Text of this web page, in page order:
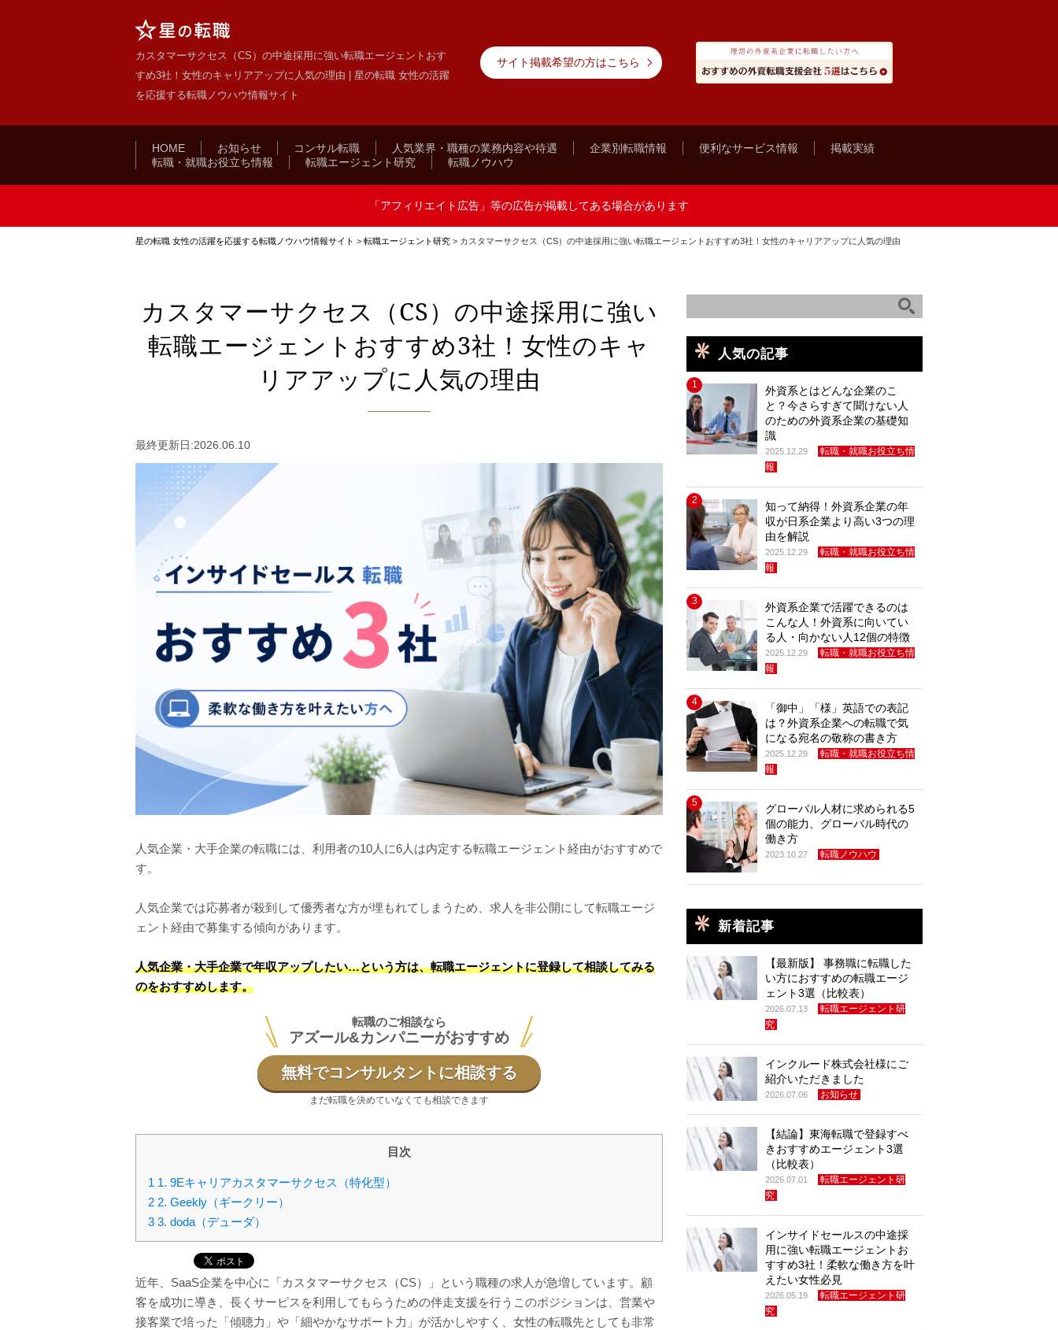
カスタマーサクセス（CS）の中途採用に強い転職エージェントおす
すめ3社！女性のキャリアアップに人気の理由 | 星の転職 女性の活躍
を応援する転職ノウハウ情報サイト
サイト掲載希望の方はこちら
HOME お知らせ コンサル転職 人気業界・職種の業務内容や待遇 企業別転職情報 便利なサービス情報
掲載実績
転職・就職お役立ち情報
転職エージェント研究 転職ノウハウ
「アフィリエイト広告」等の広告が掲載してある場合があります
星の転職 女性の活躍を応援する転職ノウハウ情報サイト > 転職エージェント研究 > カスタマーサクセス（CS）の中途採用に強い転職エージェントおすすめ3社！女性のキャリアアップに人気の理由
カスタマーサクセス（CS）の中途採用に強い
転職エージェントおすすめ3社！女性のキャ
リアアップに人気の理由
最終更新日:2026.06.10
人気企業・大手企業の転職には、利用者の10人に6人は内定する転職エージェント経由がおすすめで
す。
人気企業では応募者が殺到して優秀者な方が埋もれてしまうため、求人を非公開にして転職エージ
ェント経由で募集する傾向があります。
人気企業・大手企業で年収アップしたい…という方は、転職エージェントに登録して相談してみる
のをおすすめします。
転職のご相談なら
アズール&カンパニーがおすすめ
無料でコンサルタントに相談する
まだ転職を決めていなくても相談できます
目次
1 1. 9Eキャリアカスタマーサクセス（特化型）
2 2. Geekly（ギークリー）
3 3. doda（デューダ）
近年、SaaS企業を中心に「カスタマーサクセス（CS）」という職種の求人が急増しています。顧
客を成功に導き、長くサービスを利用してもらうための伴走支援を行うこのポジションは、営業や
接客業で培った「傾聴力」や「細やかなサポート力」が活かしやすく、女性の転職先としても非常
人気の記事
1
外資系とはどんな企業のこ
と？今さらすぎて聞けない人
のための外資系企業の基礎知
識
2025.12.29
転職・就職お役立ち情
報
2
知って納得！外資系企業の年
収が日系企業より高い3つの理
由を解説
2025.12.29
転職・就職お役立ち情
報
3
外資系企業で活躍できるのは
こんな人！外資系に向いてい
る人・向かない人12個の特徴
2025.12.29
転職・就職お役立ち情
報
4
「御中」「様」英語での表記
は？外資系企業への転職で気
になる宛名の敬称の書き方
2025.12.29
転職・就職お役立ち情
報
5
グローバル人材に求められる5
個の能力、グローバル時代の
働き方
2023.10.27 転職ノウハウ
新着記事
【最新版】 事務職に転職した
い方におすすめの転職エージ
ェント3選（比較表）
2026.07.13
転職エージェント研
究
インクルード株式会社様にご
紹介いただきました
2026.07.06 お知らせ
【結論】東海転職で登録すべ
きおすすめエージェント3選
（比較表）
2026.07.01
転職エージェント研
究
インサイドセールスの中途採
用に強い転職エージェントお
すすめ3社！柔軟な働き方を叶
えたい女性必見
2026.05.19
転職エージェント研
究